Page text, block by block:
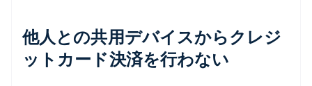
他人との共用デバイスからクレジ
ットカード決済を行わない